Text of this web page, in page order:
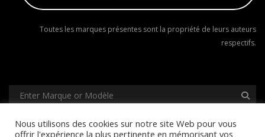
Toutes les marques présentes sont la propriété de leurs auteurs
respectifs.
Mentions légales
Conditions générales d’utilisation
Nous utilisons des cookies sur notre site Web pour vous
offrir l'expérience la plus pertinente en mémorisant vos